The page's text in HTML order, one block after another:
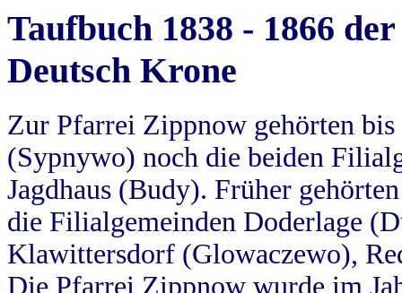
Taufbuch 1838 - 1866
Deutsch Krone
Zur Pfarrei Zippnow gehörten
(Sypnywo) noch die beiden
Jagdhaus (Budy). Früher
die Filialgemeinden Doderlage
Klawittersdorf (Glowaczewo),
Die Pfarrei Zippnow wurde im